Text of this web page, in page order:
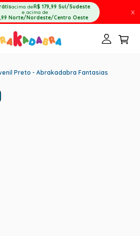
acima deR$ 179,99 Sul/Sudeste
e acima de
Norte/Nordeste/Centro Oeste
X
Preto - Abrakadabra Fantasias